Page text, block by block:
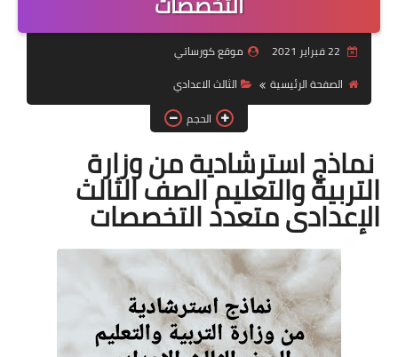
موضوعات
تكنولوجيا
روايات
صحة
موقع كورساتي
الصفحة الرئيسية
الثالث الاعدادي
الحجم
نماذج استرشادية من وزارة
التربية والتعليم الصف الثالث
الإعدادى متعدد التخصصات